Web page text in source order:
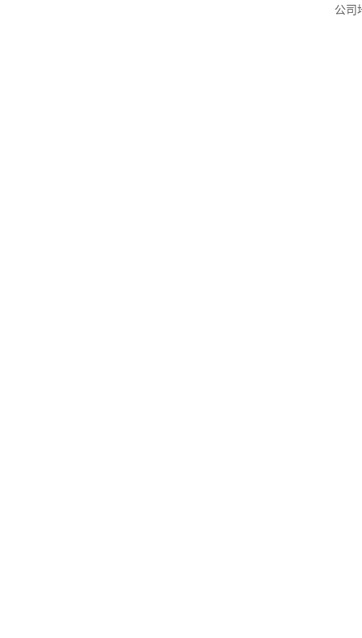
公司